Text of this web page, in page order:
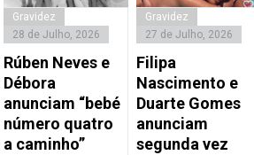
Gravidez
28 de Julho, 2026
Rúben Neves e
Débora
anunciam “bebé
número quatro
a caminho”
Gravidez
27 de Julho, 2026
Filipa
Nascimento e
Duarte Gomes
anunciam
segunda vez